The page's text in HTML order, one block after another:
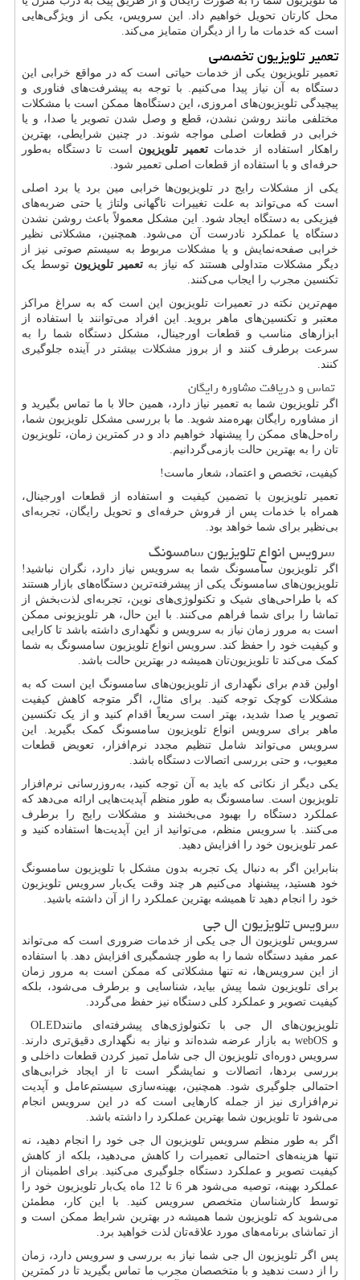
محل کارتان تحویل خواهیم داد. این سرویس، یکی از ویژگی‌هایی
است که خدمات ما را از دیگران متمایز می‌کند.
تعمیر تلویزیون تخصصی
تعمیر تلویزیون یکی از خدمات حیاتی است که در مواقع خرابی این
دستگاه به آن نیاز پیدا می‌کنیم. با توجه به پیشرفت‌های فناوری و
پیچیدگی تلویزیون‌های امروزی، این دستگاه‌ها ممکن است با مشکلات
مختلفی مانند روشن نشدن، قطع و وصل شدن تصویر یا صدا، و یا
خرابی در قطعات اصلی مواجه شوند. در چنین شرایطی، بهترین
راهکار استفاده از خدمات تعمیر تلویزیون است تا دستگاه به‌طور
حرفه‌ای و با استفاده از قطعات اصلی تعمیر شود.
یکی از مشکلات رایج در تلویزیون‌ها خرابی مین برد یا برد اصلی
است که می‌تواند به علت تغییرات ناگهانی ولتاژ یا حتی ضربه‌های
فیزیکی به دستگاه ایجاد شود. این مشکل معمولاً باعث روشن نشدن
دستگاه یا عملکرد نادرست آن می‌شود. همچنین، مشکلاتی نظیر
خرابی صفحه‌نمایش و یا مشکلات مربوط به سیستم صوتی نیز از
دیگر مشکلات متداولی هستند که نیاز به تعمیر تلویزیون توسط یک
تکنسین مجرب را ایجاب می‌کنند.
مهم‌ترین نکته در تعمیرات تلویزیون این است که به سراغ مراکز
معتبر و تکنسین‌های ماهر بروید. این افراد می‌توانند با استفاده از
ابزارهای مناسب و قطعات اورجینال، مشکل دستگاه شما را به‌
سرعت برطرف کنند و از بروز مشکلات بیشتر در آینده جلوگیری
کنند.
تماس و دریافت مشاوره رایگان
اگر تلویزیون شما به تعمیر نیاز دارد، همین حالا با ما تماس بگیرید و
از مشاوره رایگان بهره‌مند شوید. ما با بررسی مشکل تلویزیون شما،
راه‌حل‌های ممکن را پیشنهاد خواهیم داد و در کمترین زمان، تلویزیون
تان را به بهترین حالت بازمی‌گردانیم.
کیفیت، تخصص و اعتماد، شعار ماست !
تعمیر تلویزیون با تضمین کیفیت و استفاده از قطعات اورجینال،
همراه با خدمات پس از فروش حرفه‌ای و تحویل رایگان، تجربه‌ای
بی‌نظیر برای شما خواهد بود.
سرویس انواع تلویزیون سامسونگ
اگر تلویزیون سامسونگ شما به سرویس نیاز دارد، نگران نباشید!
تلویزیون‌های سامسونگ یکی از پیشرفته‌ترین دستگاه‌های بازار هستند
که با طراحی‌های شیک و تکنولوژی‌های نوین، تجربه‌ای لذت‌بخش از
تماشا را برای شما فراهم می‌کنند. با این حال، هر تلویزیونی ممکن
است به مرور زمان نیاز به سرویس و نگهداری داشته باشد تا کارایی
و کیفیت خود را حفظ کند. سرویس انواع تلویزیون سامسونگ به شما
کمک می‌کند تا تلویزیون‌تان همیشه در بهترین حالت باشد.
اولین قدم برای نگهداری از تلویزیون‌های سامسونگ این است که به
مشکلات کوچک توجه کنید. برای مثال، اگر متوجه کاهش کیفیت
تصویر یا صدا شدید، بهتر است سریعاً اقدام کنید و از یک تکنسین
ماهر برای سرویس انواع تلویزیون سامسونگ کمک بگیرید. این
سرویس می‌تواند شامل تنظیم مجدد نرم‌افزار، تعویض قطعات
معیوب، و حتی بررسی اتصالات دستگاه باشد.
یکی دیگر از نکاتی که باید به آن توجه کنید، به‌روزرسانی نرم‌افزار
تلویزیون است. سامسونگ به طور منظم آپدیت‌هایی ارائه می‌دهد که
عملکرد دستگاه را بهبود می‌بخشند و مشکلات رایج را برطرف
می‌کنند. با سرویس منظم، می‌توانید از این آپدیت‌ها استفاده کنید و
عمر تلویزیون خود را افزایش دهید.
بنابراین اگر به دنبال یک تجربه بدون مشکل با تلویزیون سامسونگ
خود هستید، پیشنهاد می‌کنیم هر چند وقت یک‌بار سرویس تلویزیون
خود را انجام دهید تا همیشه بهترین عملکرد را از آن داشته باشید.
سرویس تلویزیون ال جی
سرویس تلویزیون ال جی یکی از خدمات ضروری است که می‌تواند
عمر مفید دستگاه شما را به طور چشمگیری افزایش دهد. با استفاده
از این سرویس‌ها، نه تنها مشکلاتی که ممکن است به مرور زمان
برای تلویزیون شما پیش بیاید، شناسایی و برطرف می‌شود، بلکه
کیفیت تصویر و عملکرد کلی دستگاه نیز حفظ می‌گردد.
تلویزیون‌های ال جی با تکنولوژی‌های پیشرفته‌ای مانندOLED
و webOS به بازار عرضه شده‌اند و نیاز به نگهداری دقیق‌تری دارند.
سرویس دوره‌ای تلویزیون ال جی شامل تمیز کردن قطعات داخلی و
بررسی بردها، اتصالات و نمایشگر است تا از ایجاد خرابی‌های
احتمالی جلوگیری شود. همچنین، بهینه‌سازی سیستم‌عامل و آپدیت
نرم‌افزاری نیز از جمله کارهایی است که در این سرویس انجام
می‌شود تا تلویزیون شما بهترین عملکرد را داشته باشد.
اگر به طور منظم سرویس تلویزیون ال جی خود را انجام دهید، نه
تنها هزینه‌های احتمالی تعمیرات را کاهش می‌دهید، بلکه از کاهش
کیفیت تصویر و عملکرد دستگاه جلوگیری می‌کنید. برای اطمینان از
عملکرد بهینه، توصیه می‌شود هر 6 تا 12 ماه یک‌بار تلویزیون خود را
توسط کارشناسان متخصص سرویس کنید. با این کار، مطمئن
می‌شوید که تلویزیون شما همیشه در بهترین شرایط ممکن است و
از تماشای برنامه‌های مورد علاقه‌تان لذت خواهید برد.
پس اگر تلویزیون ال جی شما نیاز به بررسی و سرویس دارد، زمان
را از دست ندهید و با متخصصان مجرب ما تماس بگیرید تا در کمترین